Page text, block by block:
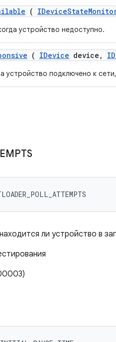
( IDeviceState
устройство недоступно.
( IDevice device ,
устройство подключено к
ли устройство в